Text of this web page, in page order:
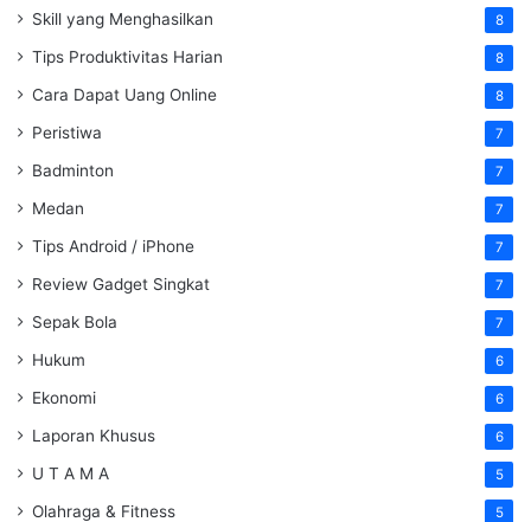
Skill yang Menghasilkan 8
Tips Produktivitas Harian 8
Cara Dapat Uang Online 8
Peristiwa 7
Badminton 7
Medan 7
Tips Android / iPhone 7
Review Gadget Singkat 7
Sepak Bola 7
Hukum 6
Ekonomi 6
Laporan Khusus 6
U T A M A 5
Olahraga & Fitness 5